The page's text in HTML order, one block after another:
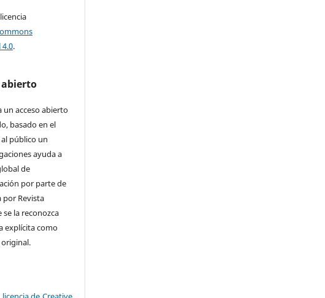
.
abierto
un acceso abierto
basado en el
público un
ayuda a
de
por parte de
por Revista
la reconozca
explícita como